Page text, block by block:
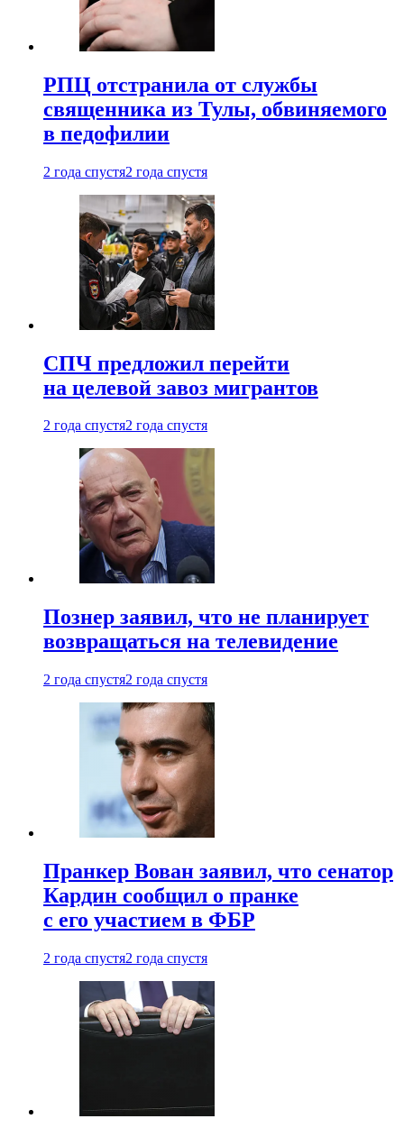
РПЦ отстранила от службы
священника из Тулы, обвиняемого
в педофилии
2 года спустя2 года спустя
СПЧ предложил перейти
на целевой завоз мигрантов
2 года спустя2 года спустя
Познер заявил, что не планирует
возвращаться на телевидение
2 года спустя2 года спустя
Пранкер Вован заявил, что сенатор
Кардин сообщил о пранке
с его участием в ФБР
2 года спустя2 года спустя